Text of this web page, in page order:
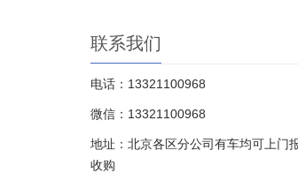
联系我们
电话：13321100968
微信：13321100968
地址：北京各区分公司有车均可上门
收购